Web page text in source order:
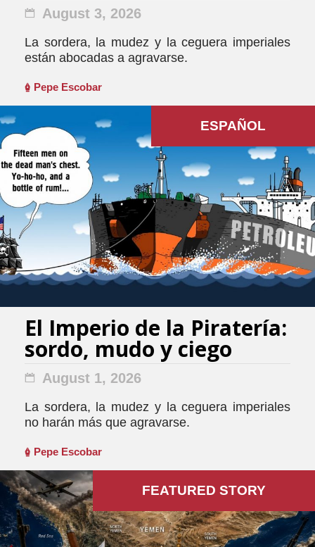
August 3, 2026
La sordera, la mudez y la ceguera imperiales
están abocadas a agravarse.
Pepe Escobar
El Imperio de la Piratería:
sordo, mudo y ciego
August 1, 2026
La sordera, la mudez y la ceguera imperiales
no harán más que agravarse.
Pepe Escobar
ESPAÑOL
FEATURED STORY